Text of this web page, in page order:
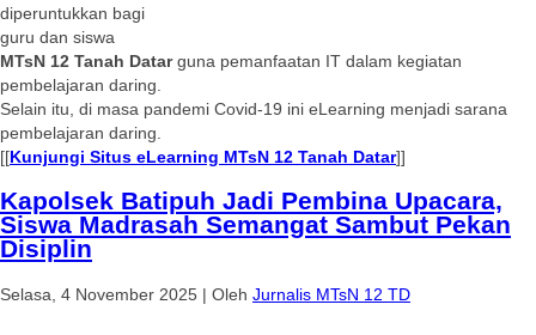
diperuntukkan bagi
guru dan siswa
MTsN 12 Tanah Datarguna pemanfaatan IT dalam kegiatan
pembelajaran daring.
Selain itu, di masa pandemi Covid-19 ini eLearning menjadi sarana
pembelajaran daring.
[[Kunjungi Situs eLearning MTsN 12 Tanah Datar]]
Kapolsek Batipuh Jadi Pembina Upacara,
Siswa Madrasah Semangat Sambut Pekan
Disiplin
Selasa, 4 November 2025 | Oleh Jurnalis MTsN 12 TD